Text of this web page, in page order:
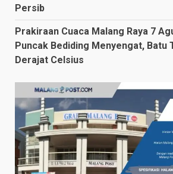
Persib
Prakiraan Cuaca Malang Raya 7
Puncak Bediding Menyengat, Batu
Derajat Celsius